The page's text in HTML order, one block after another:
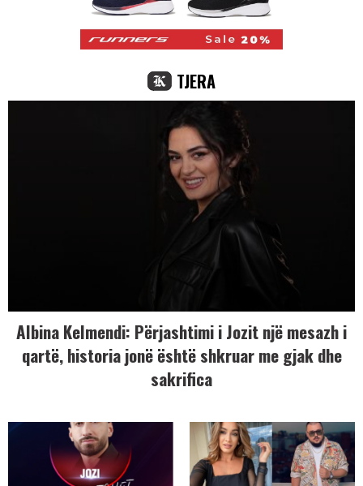
TJERA
Albina Kelmendi: Përjashtimi i Jozit një mesazh i
qartë, historia jonë është shkruar me gjak dhe
sakrifica